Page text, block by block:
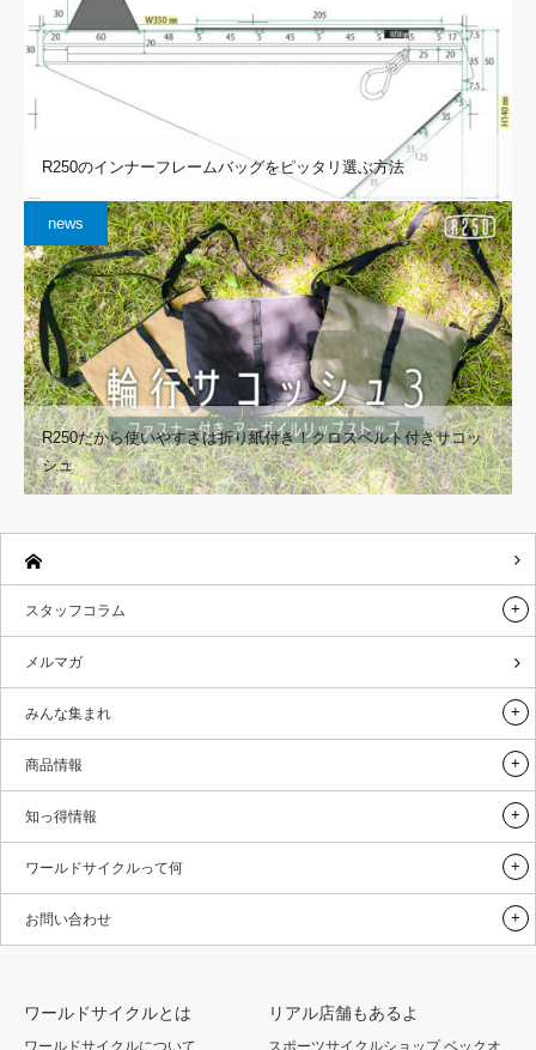
R250のインナーフレームバッグをピッタリ選ぶ方法
news
R250だから使いやすさは折り紙付き！クロスベルト付きサコッ
シュ
スタッフコラム
メルマガ
みんな集まれ
商品情報
知っ得情報
ワールドサイクルって何
お問い合わせ
ワールドサイクルとは
ワールドサイクルについて
リアル店舗もあるよ
スポーツサイクルショップ ベックオ